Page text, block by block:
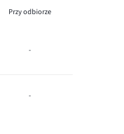
Przy odbiorze
-
-